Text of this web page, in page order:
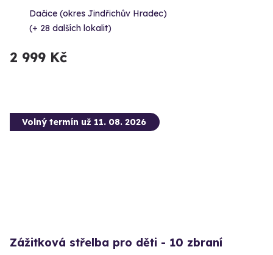
Dačice (okres Jindřichův Hradec)
(+ 28 dalších lokalit)
2 999 Kč
Volný termín už 11. 08. 2026
Zážitková střelba pro děti - 10 zbraní